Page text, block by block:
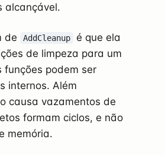
alcançável.
de AddCleanup
é que ela
de limpeza para um
funções podem ser
internos. Além
causa vazamentos de
formam ciclos, e não
memória.